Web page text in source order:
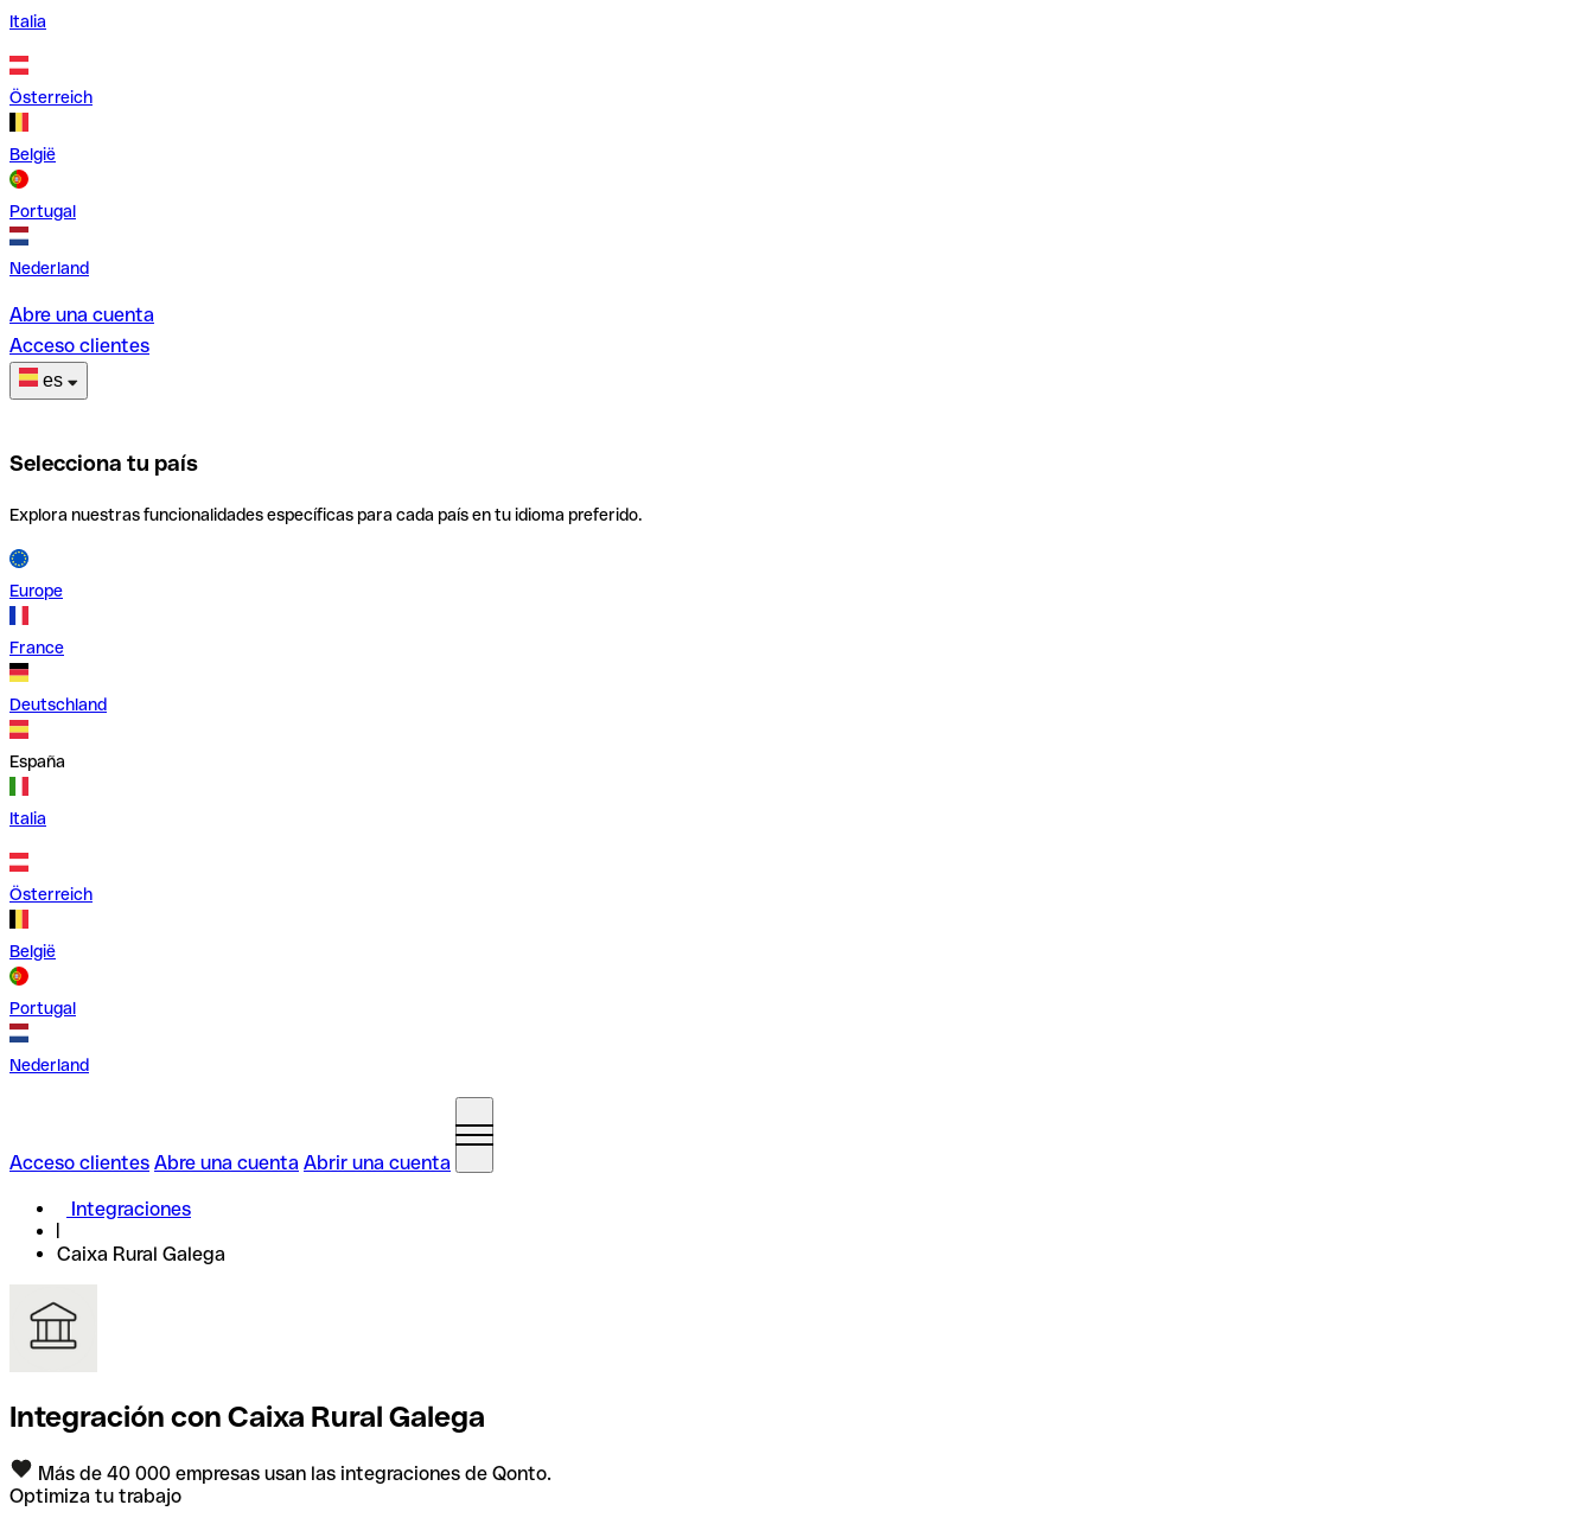
Italia
Österreich
België
Portugal
Nederland
Abre una cuenta
Acceso clientes
es
Selecciona tu país
Explora nuestras funcionalidades específicas para cada país en tu idioma preferido.
Europe
France
Deutschland
España
Italia
Österreich
België
Portugal
Nederland
Acceso clientes Abre una cuenta Abrir una cuenta
Integraciones
Caixa Rural Galega
Integración con Caixa Rural Galega
Más de 40 000 empresas usan las integraciones de Qonto.
Optimiza tu trabajo